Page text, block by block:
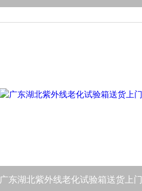
广东湖北紫外线老化试验箱送货上门